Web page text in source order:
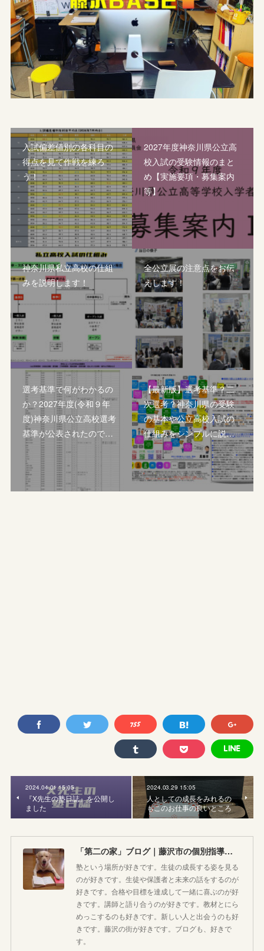
入試偏差値別の各科目の
得点を見て作戦を練ろ
う！
2027年度神奈川県公立高
校入試の受験情報のまと
め【実施要項・募集案内
等】
神奈川県私立高校の仕組
みを説明します！
全公立展の注意点をお伝
えします！
選考基準で何がわかるの
か？2027年度(令和９年
度)神奈川県公立高校選考
基準が公表されたので…
【最新版】選考基準？二
次選考？神奈川県の受験
の基本や公立高校入試の
仕組みをシンプルに説…
2024.04.01 15:05
『X先生の塾日誌』を公開し
ました
2024.03.29 15:05
人としての成長をみれるの
もこのお仕事の良いところ
「第二の家」ブログ｜藤沢市の個別指導塾のお話
塾という場所が好きです。生徒の成長する姿を見る
のが好きです。生徒や保護者と未来の話をするのが
好きです。合格や目標を達成して一緒に喜ぶのが好
きです。講師と語り合うのが好きです。教材とにら
めっこするのも好きです。新しい人と出会うのも好
きです。藤沢の街が好きです。ブログも、好きで
す。